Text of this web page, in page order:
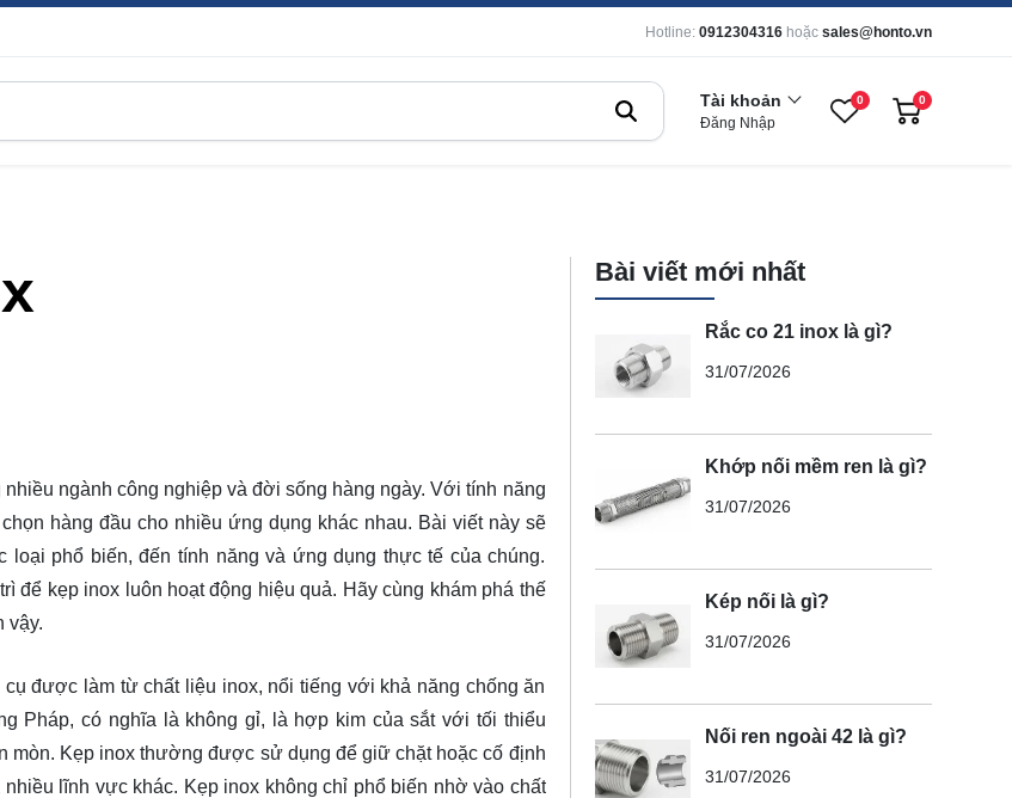
Hotline: 0912304316 hoặc sales@honto.vn
Tài khoản
Đăng Nhập
0 0
nhiều ngành công nghiệp và đời sống hàng ngày. Với tính năng
hàng đầu cho nhiều ứng dụng khác nhau. Bài viết này sẽ
phổ biến, đến tính năng và ứng dụng thực tế của chúng.
để kẹp inox luôn hoạt động hiệu quả. Hãy cùng khám phá thế
vậy.
được làm từ chất liệu inox, nổi tiếng với khả năng chống ăn
Pháp, có nghĩa là không gỉ, là hợp kim của sắt với tối thiểu
mòn. Kẹp inox thường được sử dụng để giữ chặt hoặc cố định
lĩnh vực khác. Kẹp inox không chỉ phổ biến nhờ vào chất
Bài viết mới nhất
Rắc co 21 inox là gì?
31/07/2026
Khớp nối mềm ren là gì?
31/07/2026
Kép nối là gì?
31/07/2026
Nối ren ngoài 42 là gì?
31/07/2026